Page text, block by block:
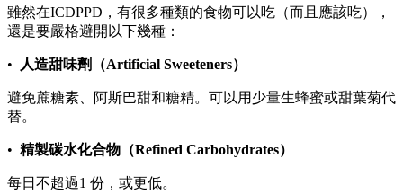
雖然在ICDPPD，有很多種類的食物可以吃（而且應該吃），
還是要嚴格避開以下幾種：
• 人造甜味劑（Artificial Sweeteners）
避免蔗糖素、阿斯巴甜和糖精。可以用少量生蜂蜜或甜葉菊代
替。
• 精製碳水化合物（Refined Carbohydrates）
每日不超過1 份，或更低。